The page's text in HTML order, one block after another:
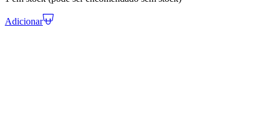
Adicionar